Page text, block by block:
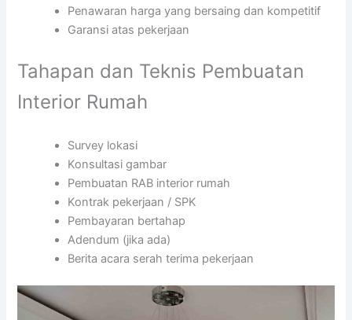
Penawaran harga yang bersaing dan kompetitif
Garansi atas pekerjaan
Tahapan dan Teknis Pembuatan
Interior Rumah
Survey lokasi
Konsultasi gambar
Pembuatan RAB interior rumah
Kontrak pekerjaan / SPK
Pembayaran bertahap
Adendum (jika ada)
Berita acara serah terima pekerjaan